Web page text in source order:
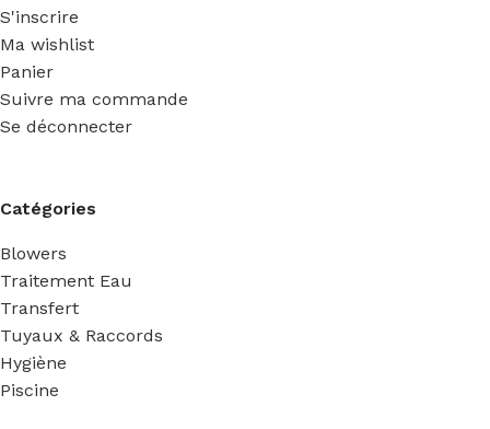
S'inscrire
Ma wishlist
Panier
Suivre ma commande
Se déconnecter
Catégories
Blowers
Traitement Eau
Transfert
Tuyaux & Raccords
Hygiène
Piscine